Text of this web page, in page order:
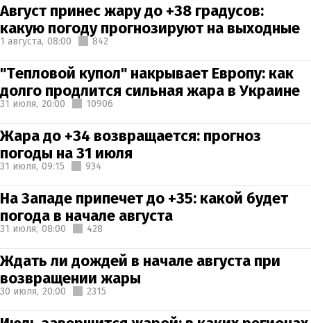
Август принес жару до +38 градусов:
какую погоду прогнозируют на выходные
1 августа, 08:00 842
"Тепловой купол" накрывает Европу: как
долго продлится сильная жара в Украине
31 июля, 20:00 10906
Жара до +34 возвращается: прогноз
погоды на 31 июля
31 июля, 09:15 934
На Западе припечет до +35: какой будет
погода в начале августа
31 июля, 08:00 428
Ждать ли дождей в начале августа при
возвращении жары
30 июля, 20:00 2315